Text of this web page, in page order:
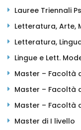
Lauree Triennali
Letteratura, Arte,
Letteratura,
Lingue e Lett.
Master – Facoltà
Master – Facoltà
Master – Facoltà
Master di I livello